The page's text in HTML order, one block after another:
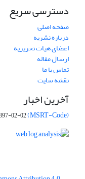
دسترسی سریع
صفحه اصلی
درباره نشریه
اعضای هیات تحریریه
ارسال مقاله
تماس با ما
نقشه سایت
آخرین اخبار
(MSRT-Code)
02-02